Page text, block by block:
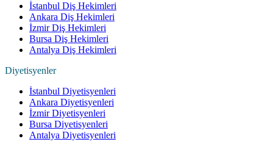
İstanbul Diş Hekimleri
Ankara Diş Hekimleri
İzmir Diş Hekimleri
Bursa Diş Hekimleri
Antalya Diş Hekimleri
Diyetisyenler
İstanbul Diyetisyenleri
Ankara Diyetisyenleri
İzmir Diyetisyenleri
Bursa Diyetisyenleri
Antalya Diyetisyenleri